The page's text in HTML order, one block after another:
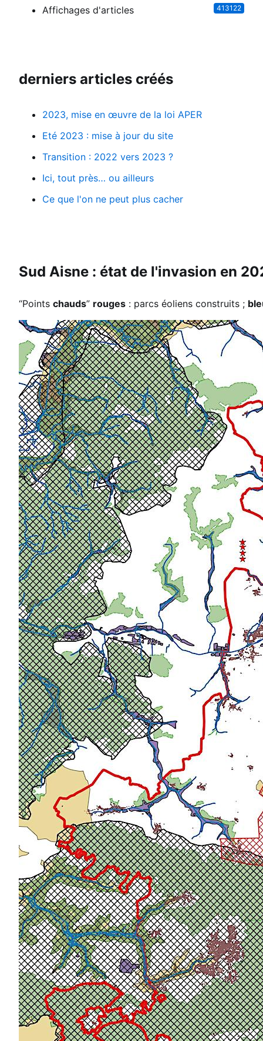
Affichages d'articles 413122
derniers articles créés
2023, mise en œuvre de la loi APER
Eté 2023 : mise à jour du site
Transition : 2022 vers 2023 ?
Ici, tout près… ou ailleurs
Ce que l'on ne peut plus cacher
Sud Aisne : état de l'invasion en
“Points chauds” rouges : parcs éoliens construits ;